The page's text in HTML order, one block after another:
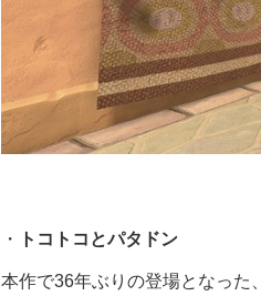
・ トコトコとパタドン
本作で36年ぶりの登場となった